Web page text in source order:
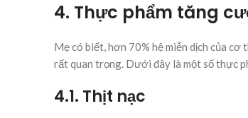
4. Thực phẩm tăng
Mẹ có biết, hơn 70% hệ miễn dịch của
rất quan trọng. Dưới đây là một số thực
4.1. Thịt nạc